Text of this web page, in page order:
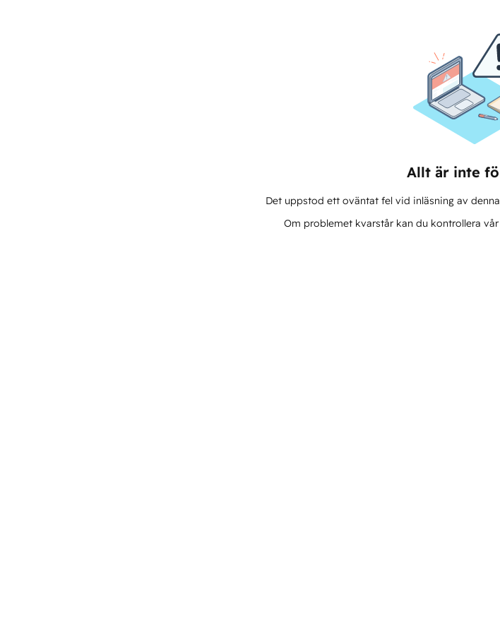
Allt är inte
Det uppstod ett oväntat fel vid inläsning av
Om problemet kvarstår kan du kontrollera